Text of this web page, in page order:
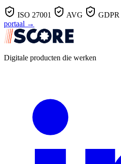
ISO 27001 AVG GDPR
portaal →
Digitale producten die werken